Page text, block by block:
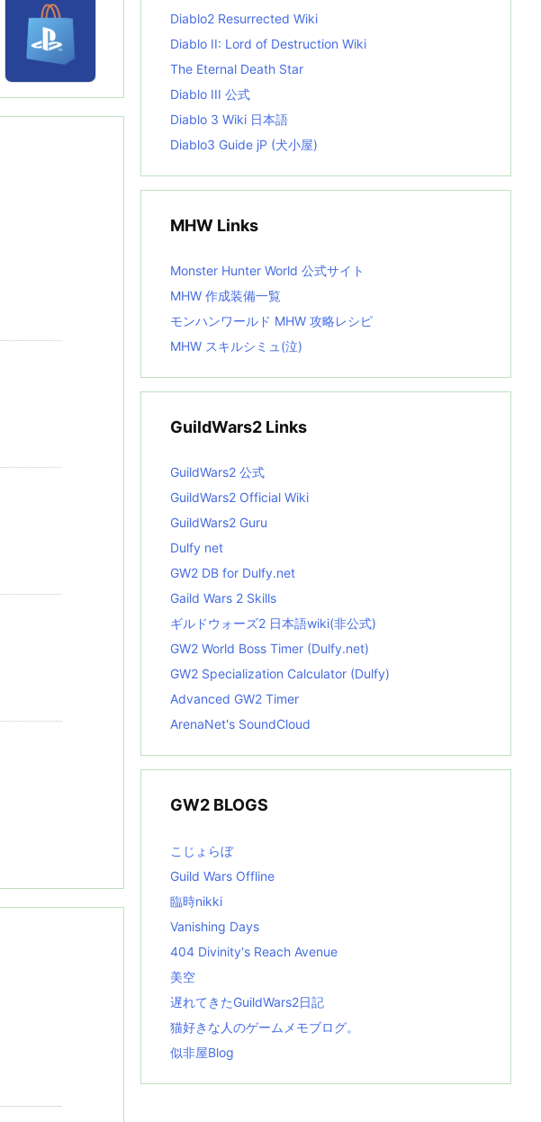
Diablo2 Resurrected Wiki
Diablo II: Lord of Destruction Wiki
The Eternal Death Star
Diablo III 公式
Diablo 3 Wiki 日本語
Diablo3 Guide jP (犬小屋)
MHW Links
Monster Hunter World 公式サイト
MHW 作成装備一覧
モンハンワールド MHW 攻略レシピ
MHW スキルシミュ(泣)
GuildWars2 Links
GuildWars2 公式
GuildWars2 Official Wiki
GuildWars2 Guru
Dulfy net
GW2 DB for Dulfy.net
Gaild Wars 2 Skills
ギルドウォーズ2 日本語wiki(非公式)
GW2 World Boss Timer (Dulfy.net)
GW2 Specialization Calculator (Dulfy)
Advanced GW2 Timer
ArenaNet's SoundCloud
GW2 BLOGS
こじょらぼ
Guild Wars Offline
臨時nikki
Vanishing Days
404 Divinity's Reach Avenue
美空
遅れてきたGuildWars2日記
猫好きな人のゲームメモブログ。
似非屋Blog